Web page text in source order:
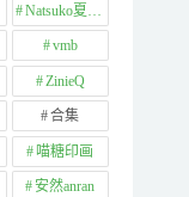
Natsuko夏夏子
vmb
ZinieQ
合集
喵糖印画
安然anran